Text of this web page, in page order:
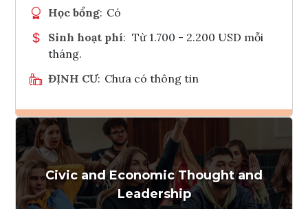
Học bổng: Có
Sinh hoạt phí: Từ 1.700 - 2.200 USD mỗi
tháng.
ĐỊNH CƯ: Chưa có thông tin
Ghi danh
Tham vấn Interlink
Civic and Economic Thought and
Leadership